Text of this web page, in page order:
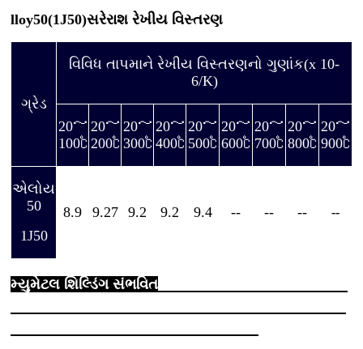
lloy50(1J50)સરેરાશ રેખીય વિસ્તરણ
ગ્રેડ
વિવિધ તાપમાને રેખીય વિસ્તરણનો ગુણાંક(x 10-
6/K)
20～
100℃
20～
200℃
20～
300℃
20～
400℃
20～
500℃
20～
600℃
20～
700℃
20～
800℃
20～
900℃
એલોય
50
1J50
8.9 9.27 9.2 9.2 9.4 -- -- -- --
મ્યુમેટલ શિલ્ડિંગ સંભવિત